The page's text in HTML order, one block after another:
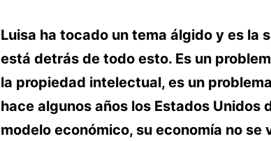
Luisa ha tocado un tema álgido y es la
está detrás de todo esto. Es un
la propiedad intelectual, es un
hace algunos años los Estados Unidos
modelo económico, su economía no se